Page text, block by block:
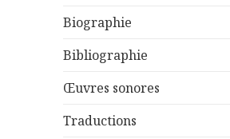
Biographie
Bibliographie
Œuvres sonores
Traductions